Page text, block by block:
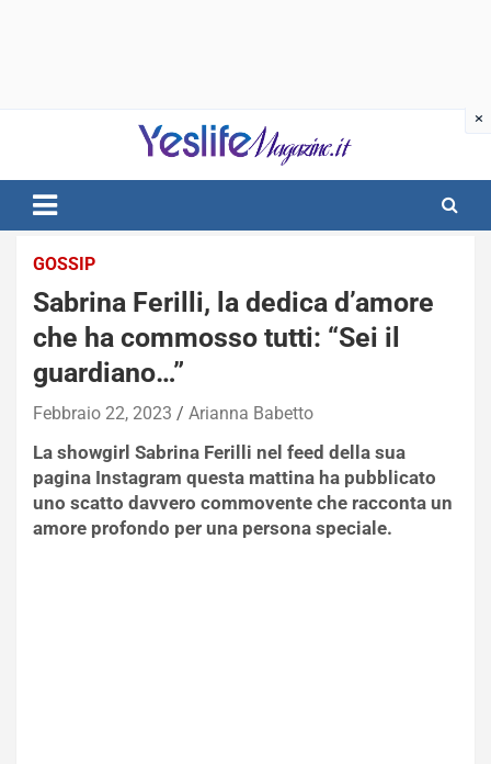
notizie di intrattenimento
GOSSIP
Sabrina Ferilli, la dedica d’amore
che ha commosso tutti: “Sei il
guardiano…”
Febbraio 22, 2023 Arianna Babetto
La showgirl Sabrina Ferilli nel feed della sua
pagina Instagram questa mattina ha pubblicato
uno scatto davvero commovente che racconta un
amore profondo per una persona speciale.